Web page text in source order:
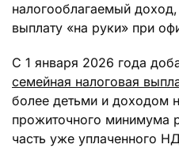
налогооблагаемый
выплату «на руки» при
С 1 января 2026 года
семейная налоговая
более детьми и доходом
прожиточного минимума
часть уже уплаченного